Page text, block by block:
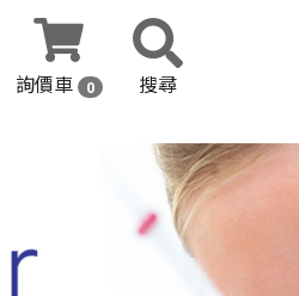
詢價車 0 搜尋